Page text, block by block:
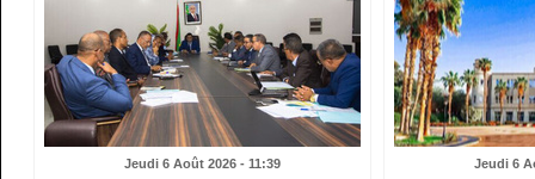
Jeudi 6 Août 2026 - 11:39 Jeudi 6